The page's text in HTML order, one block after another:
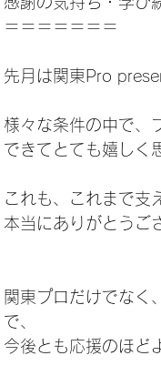
＝＝＝＝＝＝＝
先月は関東Pro
様々な条件の中で、
できてとても嬉しく
これも、これまで支
本当にありがとうご
関東プロだけでなく
で、
今後とも応援のほど